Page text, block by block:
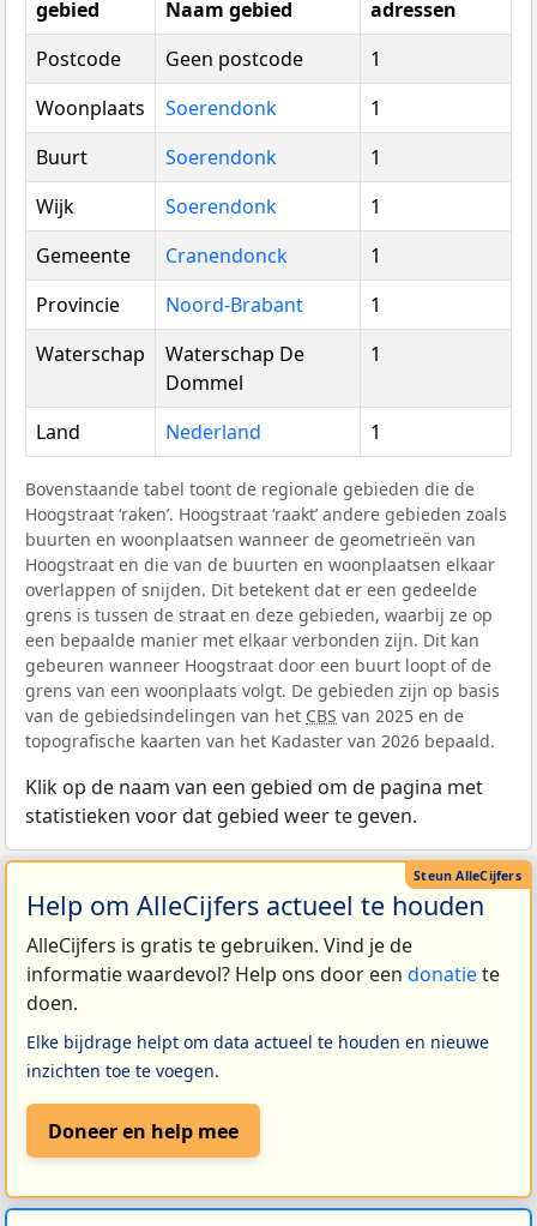
gebied Naam gebied
adressen
Postcode
Geen postcode
1
Woonplaats
Soerendonk
1
Buurt
Soerendonk
1
Wijk
Soerendonk
1
Gemeente
Cranendonck
1
Provincie
Noord-Brabant
1
Waterschap
Waterschap De
Dommel
1
Land Nederland 1
Bovenstaande tabel toont de regionale gebieden die de
Hoogstraat ‘raken’. Hoogstraat ‘raakt’ andere gebieden zoals
buurten en woonplaatsen wanneer de geometrieën van
Hoogstraat en die van de buurten en woonplaatsen elkaar
overlappen of snijden. Dit betekent dat er een gedeelde
grens is tussen de straat en deze gebieden, waarbij ze op
een bepaalde manier met elkaar verbonden zijn. Dit kan
gebeuren wanneer Hoogstraat door een buurt loopt of de
grens van een woonplaats volgt. De gebieden zijn op basis
van de gebiedsindelingen van het CBS van 2025 en de
topografische kaarten van het Kadaster van 2026 bepaald.
Klik op de naam van een gebied om de pagina met
statistieken voor dat gebied weer te geven.
Help om AlleCijfers actueel te houden
AlleCijfers is gratis te gebruiken. Vind je de
informatie waardevol? Help ons door een donatiete
doen.
Elke bijdrage helpt om data actueel te houden en nieuwe
inzichten toe te voegen.
Doneer en help mee